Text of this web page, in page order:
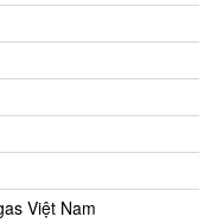
Việt Nam